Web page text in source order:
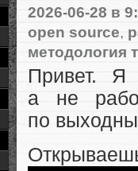
2026-06-28 в
open source,
методология
Привет.
а не
по